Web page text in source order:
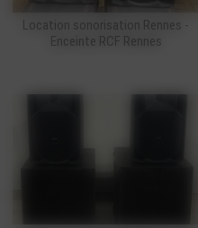
Location sonorisation Rennes -
Enceinte RCF Rennes